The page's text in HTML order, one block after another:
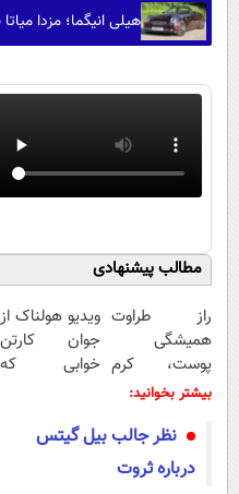
هیلی انیگما؛ مزدا
مطالب پیشنهادی
راز طراوت
همیشگی
پوست، کرم
جوانساز جلبک
ویدیو هولناک از
جوان کارتن
خوابی که
بیشتر بخوانید:
نظر جالب بيل ‌گيتس
درباره ثروت